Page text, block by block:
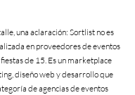
una aclaración: Sortlist no es
en proveedores de eventos
de 15. Es un marketplace
diseño web y desarrollo que
de agencias de eventos